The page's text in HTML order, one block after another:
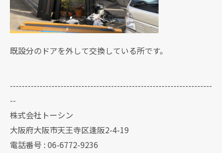
既設分のドアを外して交換している所です。
--------------------------------------------------------------------
--
株式会社トーシン
大阪府大阪市天王寺区逢阪2-4-19
電話番号 : 06-6772-9236